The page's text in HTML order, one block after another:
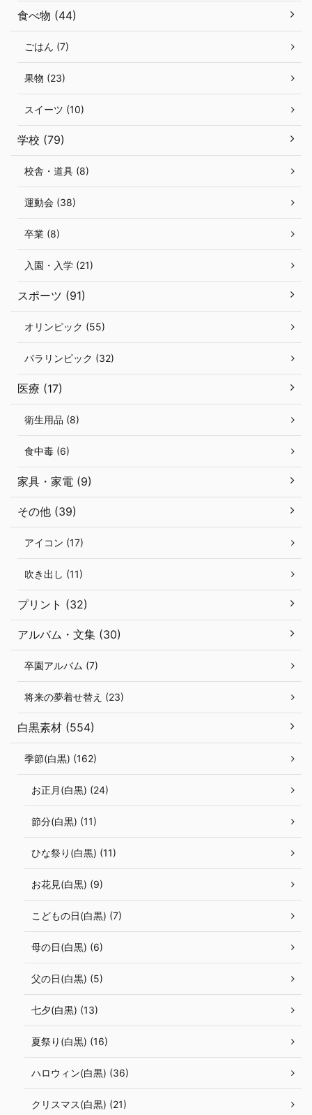
食べ物 (44)
ごはん (7)
果物 (23)
スイーツ (10)
学校 (79)
校舎・道具 (8)
運動会 (38)
卒業 (8)
入園・入学 (21)
スポーツ (91)
オリンピック (55)
パラリンピック (32)
医療 (17)
衛生用品 (8)
食中毒 (6)
家具・家電 (9)
その他 (39)
アイコン (17)
吹き出し (11)
プリント (32)
アルバム・文集 (30)
卒園アルバム (7)
将来の夢着せ替え (23)
白黒素材 (554)
季節(白黒) (162)
お正月(白黒) (24)
節分(白黒) (11)
ひな祭り(白黒) (11)
お花見(白黒) (9)
こどもの日(白黒) (7)
母の日(白黒) (6)
父の日(白黒) (5)
七夕(白黒) (13)
夏祭り(白黒) (16)
ハロウィン(白黒) (36)
クリスマス(白黒) (21)